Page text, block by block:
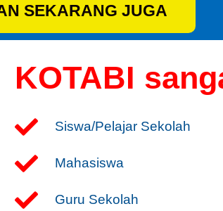
SEKARANG JUGA
KOTABI
Siswa/Pelajar Sekolah
Mahasiswa
Guru Sekolah